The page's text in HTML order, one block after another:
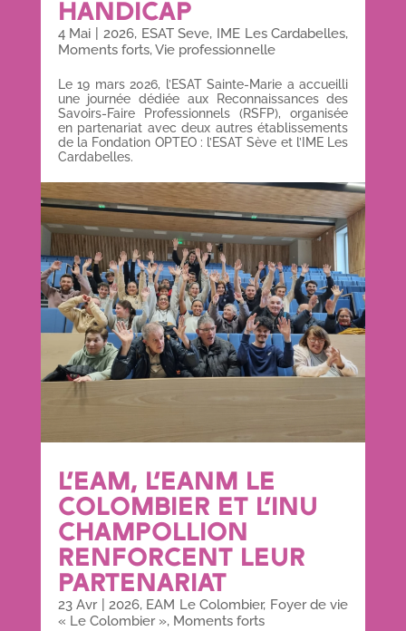
HANDICAP
4 Mai 2026, ESAT Seve, IME Les Cardabelles,
Moments forts,Vie professionnelle
Le 19 mars 2026, l’ESAT Sainte-Marie a accueilli
une journée dédiée aux Reconnaissances des
Savoirs-Faire Professionnels (RSFP), organisée
en partenariat avec deux autres établissements
de la Fondation OPTEO : l’ESAT Sève et l’IME Les
Cardabelles.
L’EAM, L’EANM LE
COLOMBIER ET L’INU
CHAMPOLLION
RENFORCENT LEUR
PARTENARIAT
23 Avr| 2026, EAM Le Colombier, Foyer de vie
« Le Colombier », Moments forts